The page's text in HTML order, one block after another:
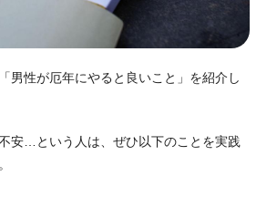
男性が厄年にやると良いこと」を紹介し
安…という人は、ぜひ以下のことを実践